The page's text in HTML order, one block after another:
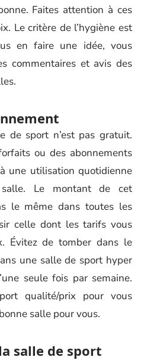
Faites attention à ces
Le critère de l’hygiène est
en faire une idée, vous
commentaires et avis des
de sport n’est pas gratuit.
ou des abonnements
une utilisation quotidienne
Le montant de cet
le même dans toutes les
celle dont les tarifs vous
Évitez de tomber dans le
une salle de sport hyper
seule fois par semaine.
qualité/prix pour vous
salle pour vous.
salle de sport